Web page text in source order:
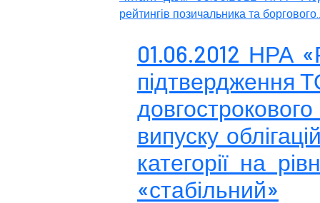
рейтингів позичальника та
01.06.2012 НРА
підтвердження
випуску
категорії на
«стабільний»